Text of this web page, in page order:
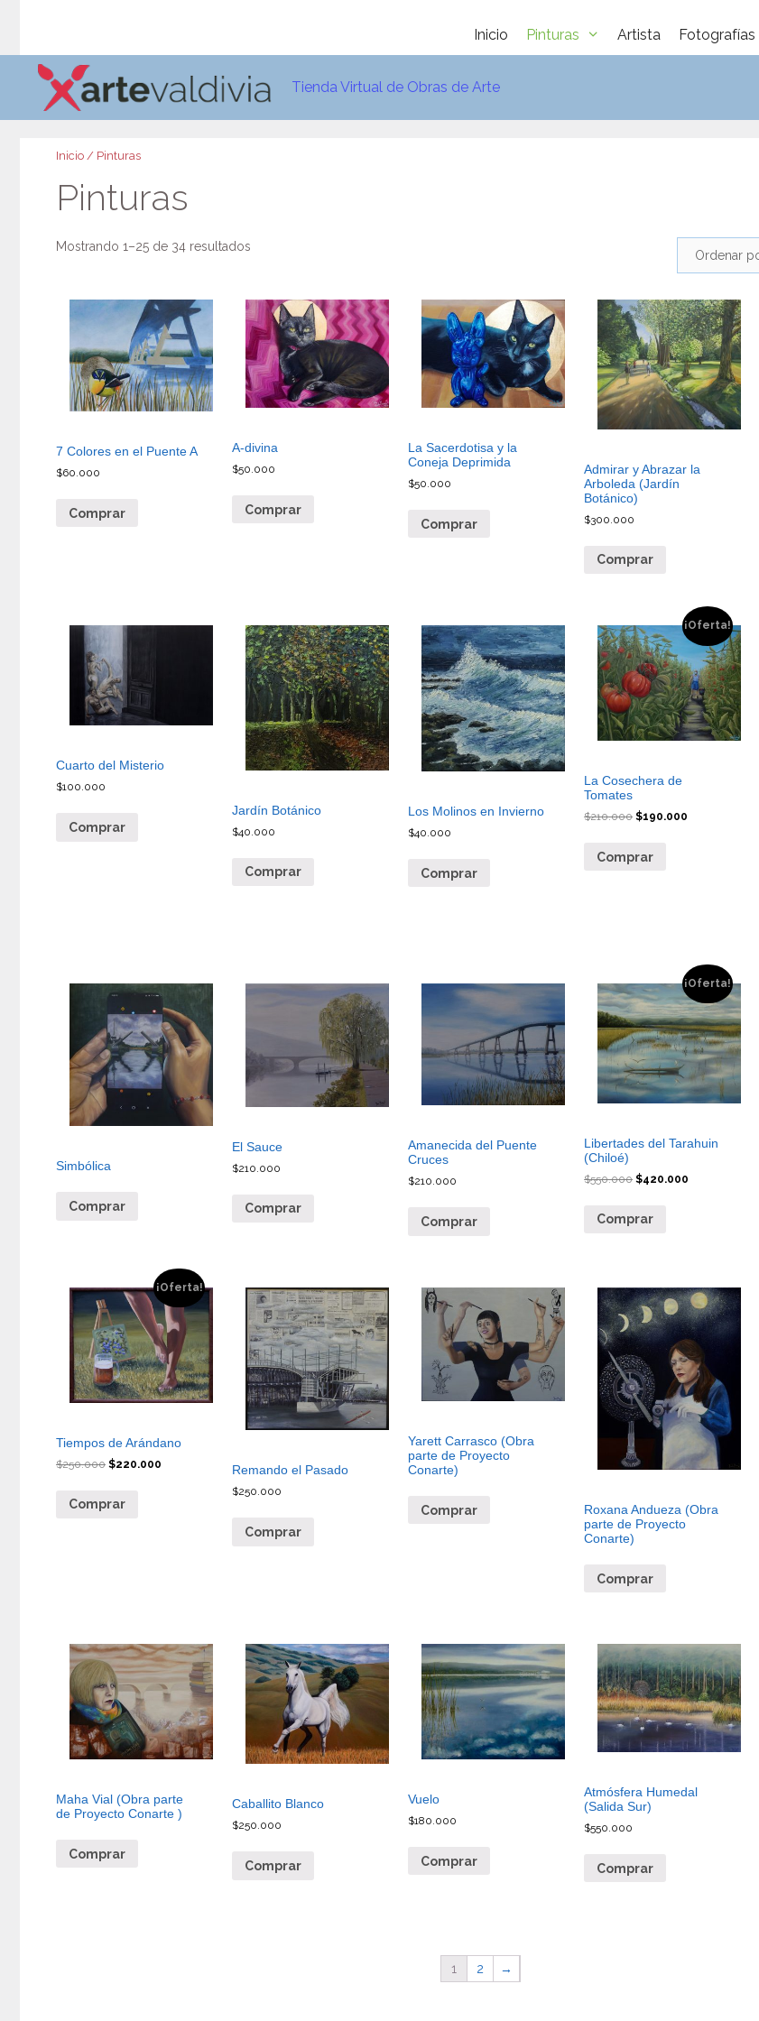
Inicio Pinturas Artista Fotografías
Tienda Virtual de Obras de Arte
Inicio / Pinturas
Pinturas
Mostrando 1–25 de 34 resultados
7 Colores en el Puente A
$60.000
Comprar
A-divina
$50.000
Comprar
La Sacerdotisa y la
Coneja Deprimida
$50.000
Comprar
Admirar y Abrazar la
Arboleda (Jardín
Botánico)
$300.000
Comprar
Cuarto del Misterio
$100.000
Comprar
Jardín Botánico
$40.000
Comprar
Los Molinos en Invierno
$40.000
Comprar
¡Oferta!
La Cosechera de
Tomates
$210.000 $190.000
Comprar
Simbólica
Comprar
El Sauce
$210.000
Comprar
Amanecida del Puente
Cruces
$210.000
Comprar
¡Oferta!
Libertades del Tarahuin
(Chiloé)
$550.000 $420.000
Comprar
¡Oferta!
Tiempos de Arándano
$250.000 $220.000
Comprar
Remando el Pasado
$250.000
Comprar
Yarett Carrasco (Obra
parte de Proyecto
Conarte)
Comprar
Roxana Andueza (Obra
parte de Proyecto
Conarte)
Comprar
Maha Vial (Obra parte
de Proyecto Conarte )
Comprar
Caballito Blanco
$250.000
Comprar
Vuelo
$180.000
Comprar
Atmósfera Humedal
(Salida Sur)
$550.000
Comprar
1 2 →